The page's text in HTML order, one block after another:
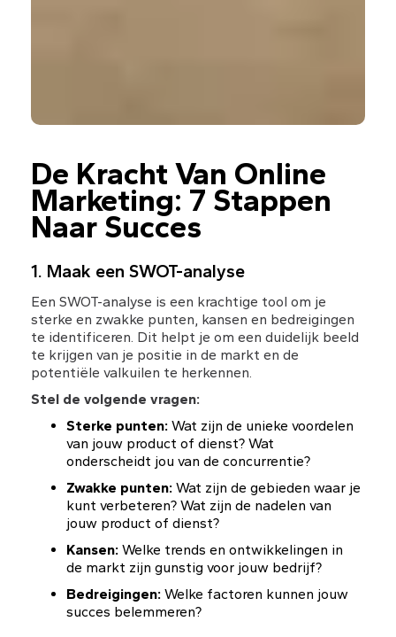
De Kracht Van Online
Marketing: 7 Stappen
Naar Succes
1. Maak een SWOT-analyse
Een SWOT-analyse is een krachtige tool om je
sterke en zwakke punten, kansen en bedreigingen
te identificeren. Dit helpt je om een duidelijk beeld
te krijgen van je positie in de markt en de
potentiële valkuilen te herkennen.
Stel de volgende vragen:
Sterke punten: Wat zijn de unieke voordelen
van jouw product of dienst? Wat
onderscheidt jou van de concurrentie?
Zwakke punten: Wat zijn de gebieden waar je
kunt verbeteren? Wat zijn de nadelen van
jouw product of dienst?
Kansen: Welke trends en ontwikkelingen in
de markt zijn gunstig voor jouw bedrijf?
Bedreigingen: Welke factoren kunnen jouw
succes belemmeren?